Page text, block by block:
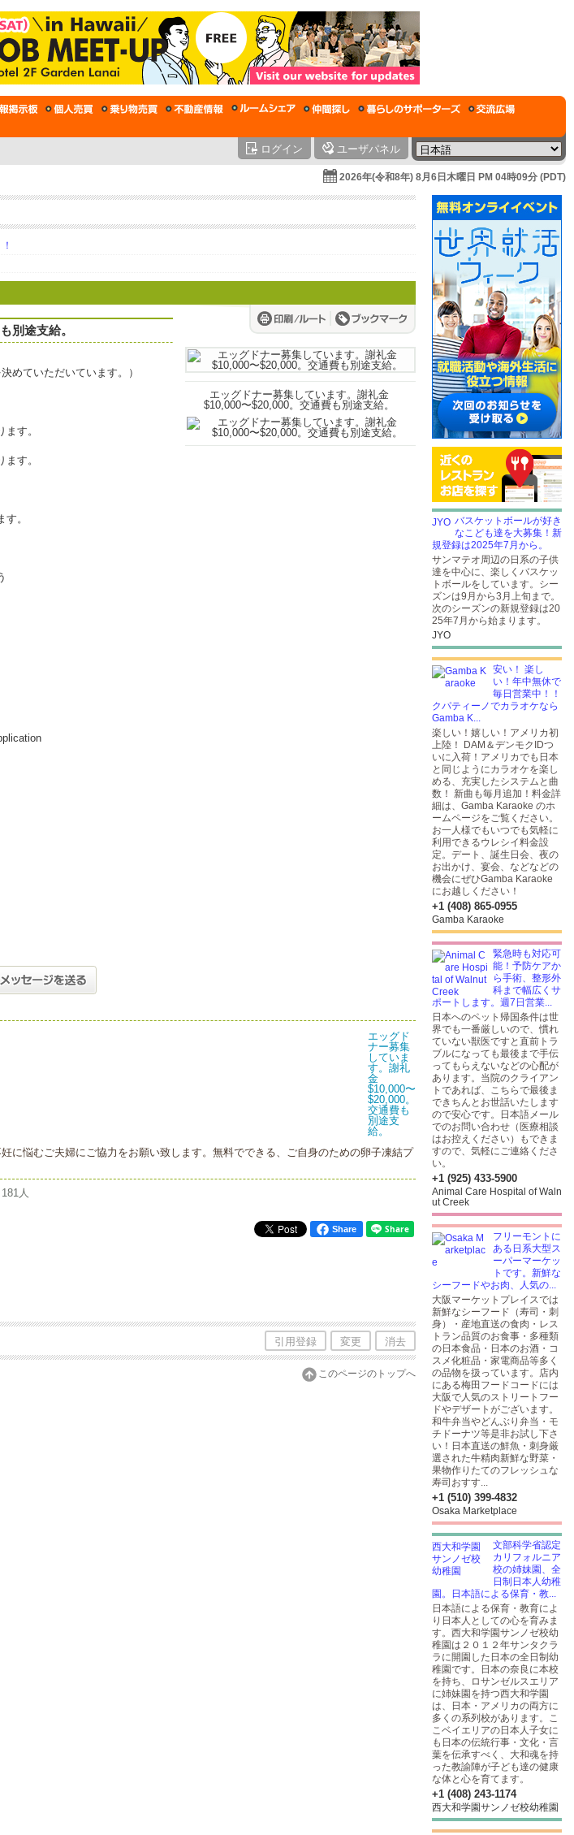
ログイン ユーザパネル
2026年(令和8年) 8月6日木曜日 PM 04時09分 (PDT)
別途支給。
めていただいています。）
す。
す。
。
に悩むご夫婦にご協力をお願い致します。無料でできる、ご自身のための卵子凍結プ
181人
Share
引用登録 変更 消去
このページのトップへ
バスケットボールが好き
なこども達を大募集！新
規登録は2025年7月から。
サンマテオ周辺の日系の子供
達を中心に、楽しくバスケッ
トボールをしています。シー
ズンは9月から3月上旬まで。
次のシーズンの新規登録は20
25年7月から始まります。
JYO
安い！ 楽し
い！年中無休で
毎日営業中！！
クパティーノでカラオケなら
Gamba K...
楽しい！嬉しい！アメリカ初
上陸！ DAM＆デンモクIDつ
いに入荷！アメリカでも日本
と同じようにカラオケを楽し
める、充実したシステムと曲
数！ 新曲も毎月追加！料金詳
細は、Gamba Karaoke のホ
ームページをご覧ください。
お一人様でもいつでも気軽に
利用できるウレシイ料金設
定。デート、誕生日会、夜の
お出かけ、宴会、などなどの
機会にぜひGamba Karaoke
にお越しください！
+1 (408) 865-0955
Gamba Karaoke
緊急時も対応可
能！予防ケアか
ら手術、整形外
科まで幅広くサ
ポートします。週7日営業...
日本へのペット帰国条件は世
界でも一番厳しいので、慣れ
ていない獣医ですと直前トラ
ブルになっても最後まで手伝
ってもらえないなどの心配が
あります。当院のクライアン
トであれば、こちらで最後ま
できちんとお世話いたします
ので安心です。日本語メール
でのお問い合わせ（医療相談
はお控えください）もできま
すので、気軽にご連絡くださ
い。
+1 (925) 433-5900
Animal Care Hospital of Waln
ut Creek
フリーモントに
ある日系大型ス
ーパーマーケッ
トです。新鮮な
シーフードやお肉、人気の...
大阪マーケットプレイスでは
新鮮なシーフード（寿司・刺
身）・産地直送の食肉・レス
トラン品質のお食事・多種類
の日本食品・日本のお酒・コ
スメ化粧品・家電商品等多く
の品物を扱っています。店内
にある梅田フードコードには
大阪で人気のストリートフー
ドやデザートがございます。
和牛弁当やどんぶり弁当・モ
チドーナツ等是非お試し下さ
い！日本直送の鮮魚・刺身厳
選された牛精肉新鮮な野菜・
果物作りたてのフレッシュな
寿司おすす...
+1 (510) 399-4832
Osaka Marketplace
文部科学省認定
カリフォルニア
校の姉妹園、全
日制日本人幼稚
園。日本語による保育・教...
日本語による保育・教育によ
り日本人としての心を育みま
す。西大和学園サンノゼ校幼
稚園は２０１２年サンタクラ
ラに開園した日本の全日制幼
稚園です。日本の奈良に本校
を持ち、ロサンゼルスエリア
に姉妹園を持つ西大和学園
は、日本・アメリカの両方に
多くの系列校があります。こ
こベイエリアの日本人子女に
も日本の伝統行事・文化・言
葉を伝承すべく、大和魂を持
った教諭陣が子ども達の健康
な体と心を育てます。
+1 (408) 243-1174
西大和学園サンノゼ校幼稚園